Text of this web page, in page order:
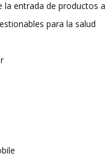
la entrada de productos
para la salud